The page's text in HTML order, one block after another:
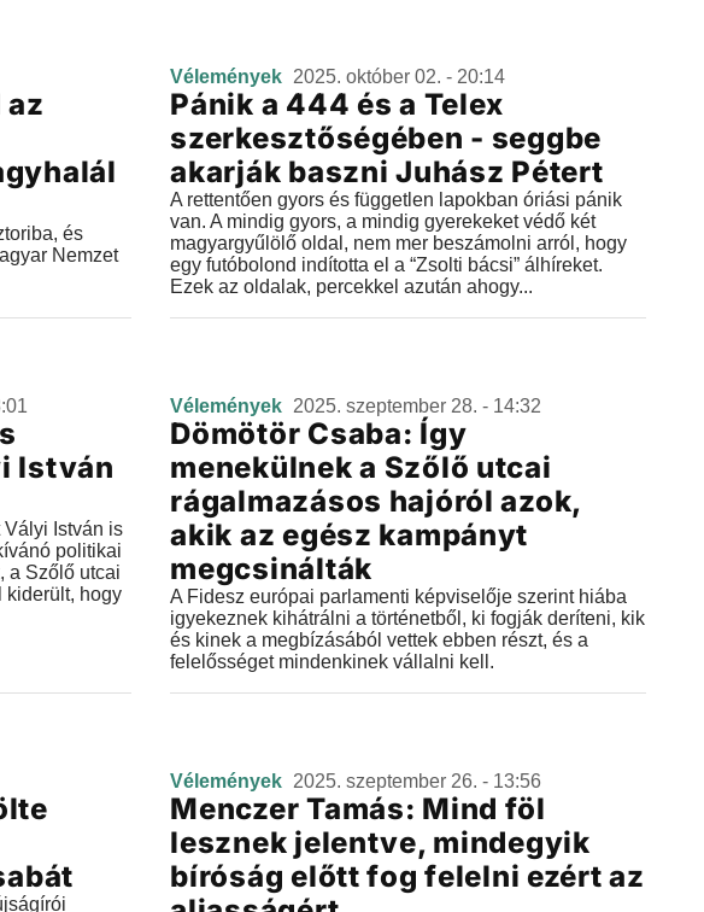
és
Nemzet
Vélemények 2025. október 02. - 20:14
Pánik a 444 és a Telex
szerkesztőségében - seggbe
akarják baszni Juhász Pétert
A rettentően gyors és független lapokban óriási pánik
van. A mindig gyors, a mindig gyerekeket védő két
magyargyűlölő oldal, nem mer beszámolni arról, hogy
egy futóbolond indította el a “Zsolti bácsi” álhíreket.
Ezek az oldalak, percekkel azután ahogy...
István
Vályi István is
politikai
a Szőlő utcai
kiderült, hogy
Vélemények 2025. szeptember 28. - 14:32
Dömötör Csaba: Így
menekülnek a Szőlő utcai
rágalmazásos hajóról azok,
akik az egész kampányt
megcsinálták
A Fidesz európai parlamenti képviselője szerint hiába
igyekeznek kihátrálni a történetből, ki fogják deríteni, kik
és kinek a megbízásából vettek ebben részt, és a
felelősséget mindenkinek vállalni kell.
Vélemények 2025. szeptember 26. - 13:56
Menczer Tamás: Mind föl
lesznek jelentve, mindegyik
bíróság előtt fog felelni ezért az